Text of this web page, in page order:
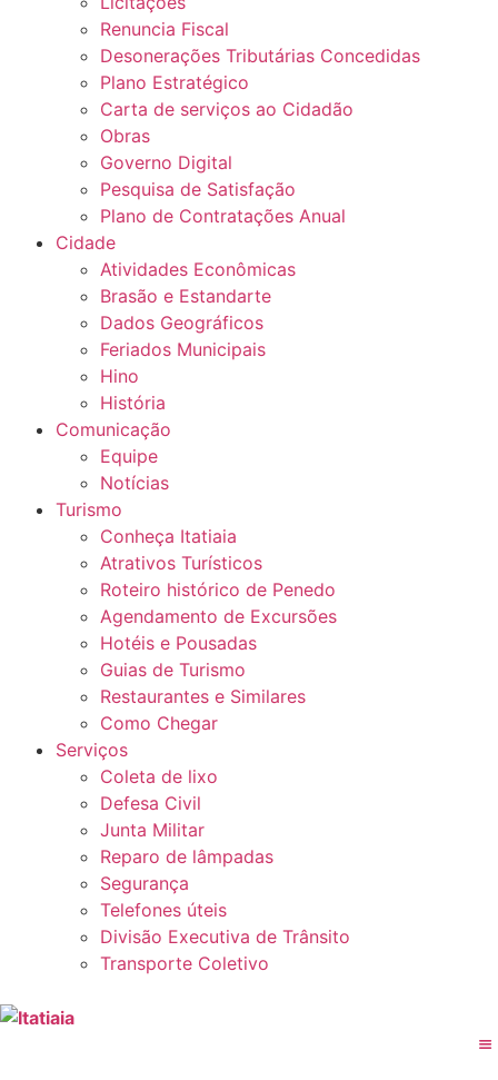
Renuncia Fiscal
Desonerações Tributárias Concedidas
Plano Estratégico
Carta de serviços ao Cidadão
Obras
Governo Digital
Pesquisa de Satisfação
Plano de Contratações Anual
Cidade
Atividades Econômicas
Brasão e Estandarte
Dados Geográficos
Feriados Municipais
Hino
História
Comunicação
Equipe
Notícias
Turismo
Conheça Itatiaia
Atrativos Turísticos
Roteiro histórico de Penedo
Agendamento de Excursões
Hotéis e Pousadas
Guias de Turismo
Restaurantes e Similares
Como Chegar
Serviços
Coleta de lixo
Defesa Civil
Junta Militar
Reparo de lâmpadas
Segurança
Telefones úteis
Divisão Executiva de Trânsito
Transporte Coletivo